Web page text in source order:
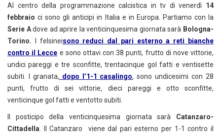
Al centro della programmazione calcistica in tv di venerdì 14
febbraioci sono gli anticipi in Italia e in Europa. Partiamo con la
Serie Adove ad aprire la venticinquesima giornata sarà Bologna-
Torino.
I felsineisono reduci dal pari esterno a reti bianche
contro il Lecce e sono ottavi con 38 punti, frutto di nove vittorie,
undici pareggi e tre sconfitte, trentacinque gol fatti e ventisette
subiti. I granata, dopo l’1-1 casalingo, sono undicesimi con 28
punti, frutto di sei vittorie, dieci pareggi e otto sconfitte,
venticinque gol fatti e ventotto subiti.
Il posticipo della venticinquesima giornata sarà Catanzaro-
Cittadella. Il Catanzaro viene dal pari esterno per 1-1 contro il